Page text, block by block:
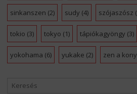
sinkanszen (2) sudy (4) szójaszósz
tokio (3) tokyo (1) tápiókagyöngy (3)
yokohama (6) yukake (2) zen a